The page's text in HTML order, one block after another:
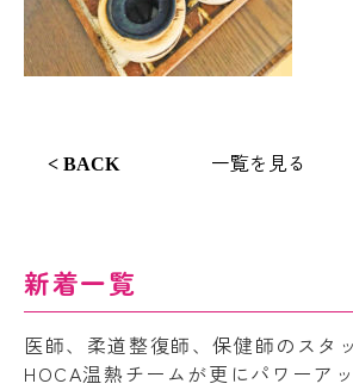
< BACK 一覧を見る
新着一覧
医師、柔道整復師、保健師のスタ
HOCA温熱チームが更にパワーア